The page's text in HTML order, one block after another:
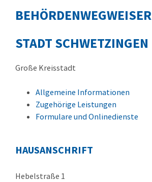
BEHÖRDENWEGWEISER
STADT SCHWETZINGEN
Große Kreisstadt
Allgemeine Informationen
Zugehörige Leistungen
Formulare und Onlinedienste
HAUSANSCHRIFT
Hebelstraße 1